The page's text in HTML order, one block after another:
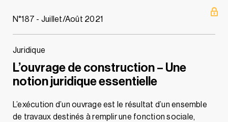
N°187 - Juillet/Août 2021
Juridique
L’ouvrage de construction – Une
notion juridique essentielle
L’exécution d’un ouvrage est le résultat d’un ensemble
de travaux destinés à remplir une fonction sociale,